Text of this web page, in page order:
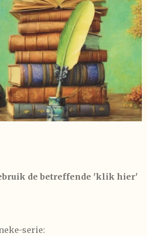
de betreffende 'klik hier'
serie: